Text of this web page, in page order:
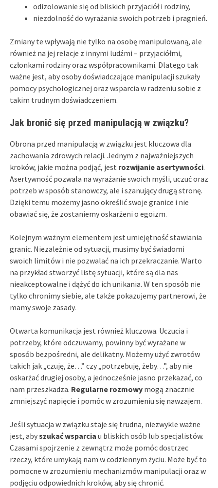
odizolowanie się od bliskich przyjaciół i rodziny,
niezdolność do wyrażania swoich potrzeb i pragnień.
Zmiany te wpływają nie tylko na osobę manipulowaną, ale
również na jej relacje z innymi ludźmi – przyjaciółmi,
członkami rodziny oraz współpracownikami. Dlatego tak
ważne jest, aby osoby doświadczające manipulacji szukały
pomocy psychologicznej oraz wsparcia w radzeniu sobie z
takim trudnym doświadczeniem.
Jak bronić się przed manipulacją w związku?
Obrona przed manipulacją w związku jest kluczowa dla
zachowania zdrowych relacji. Jednym z najważniejszych
kroków, jakie można podjąć, jest rozwijanie asertywności.
Asertywność pozwala na wyrażanie swoich myśli, uczuć oraz
potrzeb w sposób stanowczy, ale i szanujący drugą stronę.
Dzięki temu możemy jasno określić swoje granice i nie
obawiać się, że zostaniemy oskarżeni o egoizm.
Kolejnym ważnym elementem jest umiejętność stawiania
granic. Niezależnie od sytuacji, musimy być świadomi
swoich limitów i nie pozwalać na ich przekraczanie. Warto
na przykład stworzyć listę sytuacji, które są dla nas
nieakceptowalne i dążyć do ich unikania. W ten sposób nie
tylko chronimy siebie, ale także pokazujemy partnerowi, że
mamy swoje zasady.
Otwarta komunikacja jest również kluczowa. Uczucia i
potrzeby, które odczuwamy, powinny być wyrażane w
sposób bezpośredni, ale delikatny. Możemy użyć zwrotów
takich jak „czuję, że…” czy „potrzebuję, żeby…”, aby nie
oskarżać drugiej osoby, a jednocześnie jasno przekazać, co
nam przeszkadza. Regularne rozmowy mogą znacznie
zmniejszyć napięcie i pomóc w zrozumieniu się nawzajem.
Jeśli sytuacja w związku staje się trudna, niezwykle ważne
jest, abyszukać wsparcia u bliskich osób lub specjalistów.
Czasami spojrzenie z zewnątrz może pomóc dostrzec
rzeczy, które umykają nam w codziennym życiu. Może być to
pomocne w zrozumieniu mechanizmów manipulacji oraz w
podjęciu odpowiednich kroków, aby się chronić.